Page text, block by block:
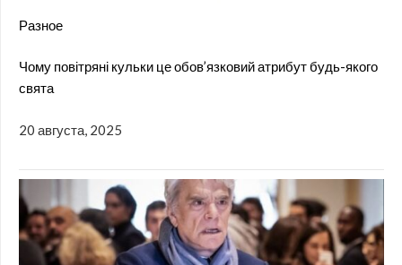
Разное
Чому повітряні кульки це обов’язковий атрибут будь-якого
свята
20 августа, 2025